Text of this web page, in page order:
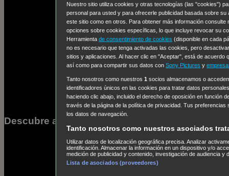
Descubre a nuestras protagonistas
Nuestro sitio utiliza cookies y otras tecnologías (las "cookies")
personal para usted y para ofrecerle publicidad basada sobre
este sitio como en otros. Para obtener más información consulte
opciones sobre cookies específicas, lo que incluye revocar su
Herramienta de consentimiento de cookies (disponible en cada
no es necesario que tenga activadas las cookies, pero
sitios y aplicaciones. Al hacer clic en "Aceptar", está de acuerdo
así como para compartir sus datos con Sony Pictures y
Tanto nosotros como nuestros 1 socios almacenamos o
identificadores únicos en las cookies para tratar datos
haciendo clic abajo, incluido el derecho de oposición en función
través de la página de la política de privacidad. Tus
los datos de navegación.
Tanto nosotros como nuestros asociados
Utilizar datos de localización geográfica precisa. Analizar
identificación. Almacenar la información en un dispositivo y/o
medición de publicidad y contenido, investigación de audiencia y
Lista de asociados (proveedores)